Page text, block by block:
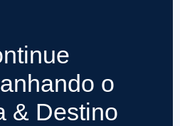
o
& Destino